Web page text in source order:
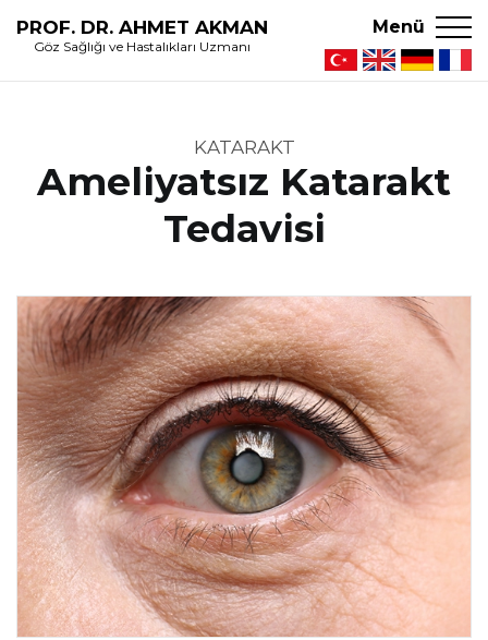
PROF. DR. AHMET AKMAN
Göz Sağlığı ve Hastalıkları Uzmanı
Menü
KATARAKT
Ameliyatsız Katarakt
Tedavisi